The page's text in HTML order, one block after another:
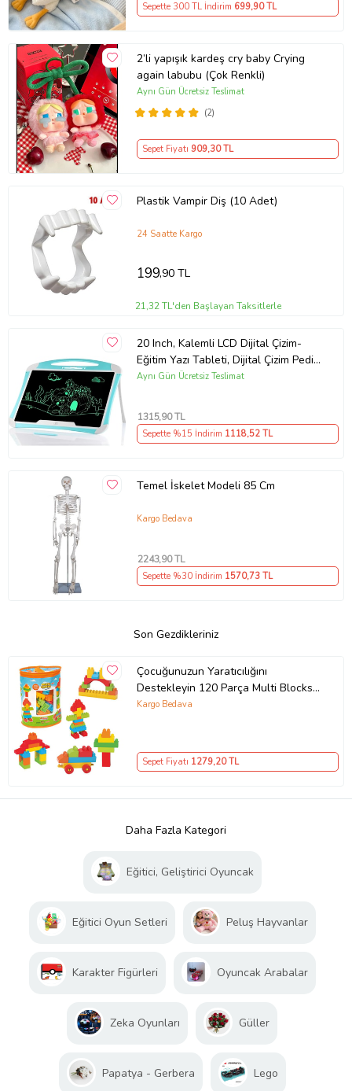
Sepette 300 TL İndirim 699,90 TL
2’li yapışık kardeş cry baby Crying
again labubu (Çok Renkli)
(2)
Aynı Gün Ücretsiz Teslimat
Sepet Fiyatı 909,30 TL
Plastik Vampir Diş (10 Adet)
24 Saatte Kargo
199,90 TL
21,32 TL'den Başlayan Taksitlerle
20 Inch, Kalemli LCD Dijital Çizim-
Eğitim Yazı Tableti, Dijital Çizim Pedi-
20 inç, Mavi
Aynı Gün Ücretsiz Teslimat
1315,90 TL
Sepette %15 İndirim 1118,52 TL
Temel İskelet Modeli 85 Cm
Kargo Bedava
2243,90 TL
Sepette %30 İndirim 1570,73 TL
Son Gezdikleriniz
Çocuğunuzun Yaratıcılığını
Destekleyin 120 Parça Multi Blocks
ile Sınırsız İmkan! (Çok Renkli)
Kargo Bedava
Sepet Fiyatı 1279,20 TL
Daha Fazla Kategori
Eğitici, Geliştirici Oyuncak
Eğitici Oyun Setleri Peluş Hayvanlar
Karakter Figürleri Oyuncak Arabalar
Zeka Oyunları Güller
Papatya - Gerbera Lego